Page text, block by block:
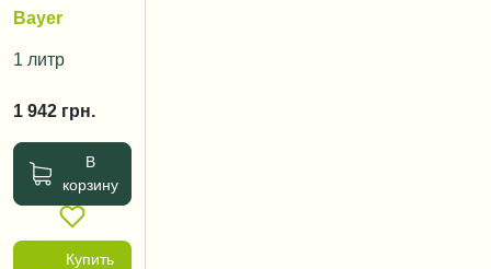
Bayer
1 литр
1 942 грн.
В
корзину
Купить